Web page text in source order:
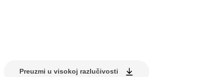
Preuzmi u visokoj razlučivosti